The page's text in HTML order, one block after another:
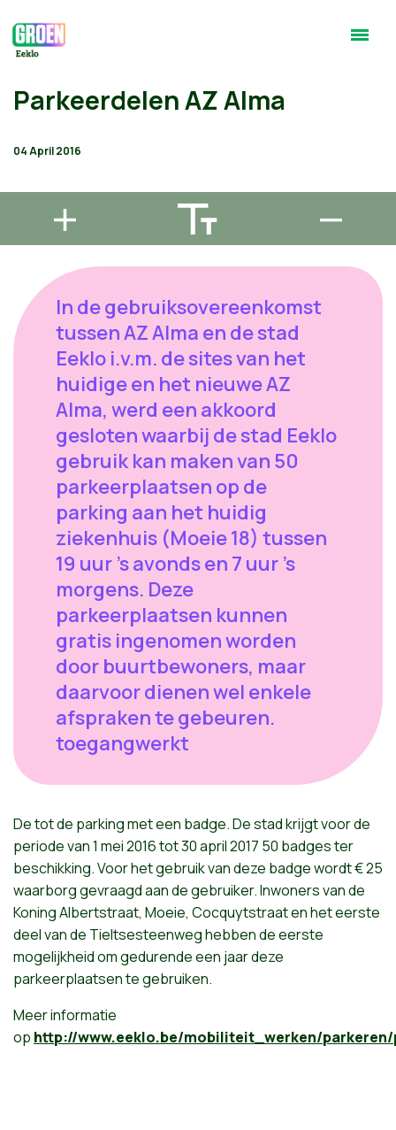
Parkeerdelen AZ Alma
04 April 2016
In de gebruiksovereenkomst
tussen AZ Alma en de stad
Eeklo i.v.m. de sites van het
huidige en het nieuwe AZ
Alma, werd een akkoord
gesloten waarbij de stad Eeklo
gebruik kan maken van 50
parkeerplaatsen op de
parking aan het huidig
ziekenhuis (Moeie 18) tussen
19 uur 's avonds en 7 uur 's
morgens. Deze
parkeerplaatsen kunnen
gratis ingenomen worden
door buurtbewoners, maar
daarvoor dienen wel enkele
afspraken te gebeuren.
toegangwerkt
Detot de parkingmeteen badge. Destadkrijgtvoorde
periodevan 1 mei2016 tot 30april2017 50 badgester
beschikking.Voorhetgebruikvandeze badge wordt€ 25
waarborggevraagdaandegebruiker. Inwonersvan de
KoningAlbertstraat, Moeie, Cocquytstraatenheteerste
deelvan de Tieltsesteenweghebben deeerste
mogelijkheidomgedurendeeen jaardeze
parkeerplaatsentegebruiken.
Meer informatie
op http://www.eeklo.be/mobiliteit_werken/